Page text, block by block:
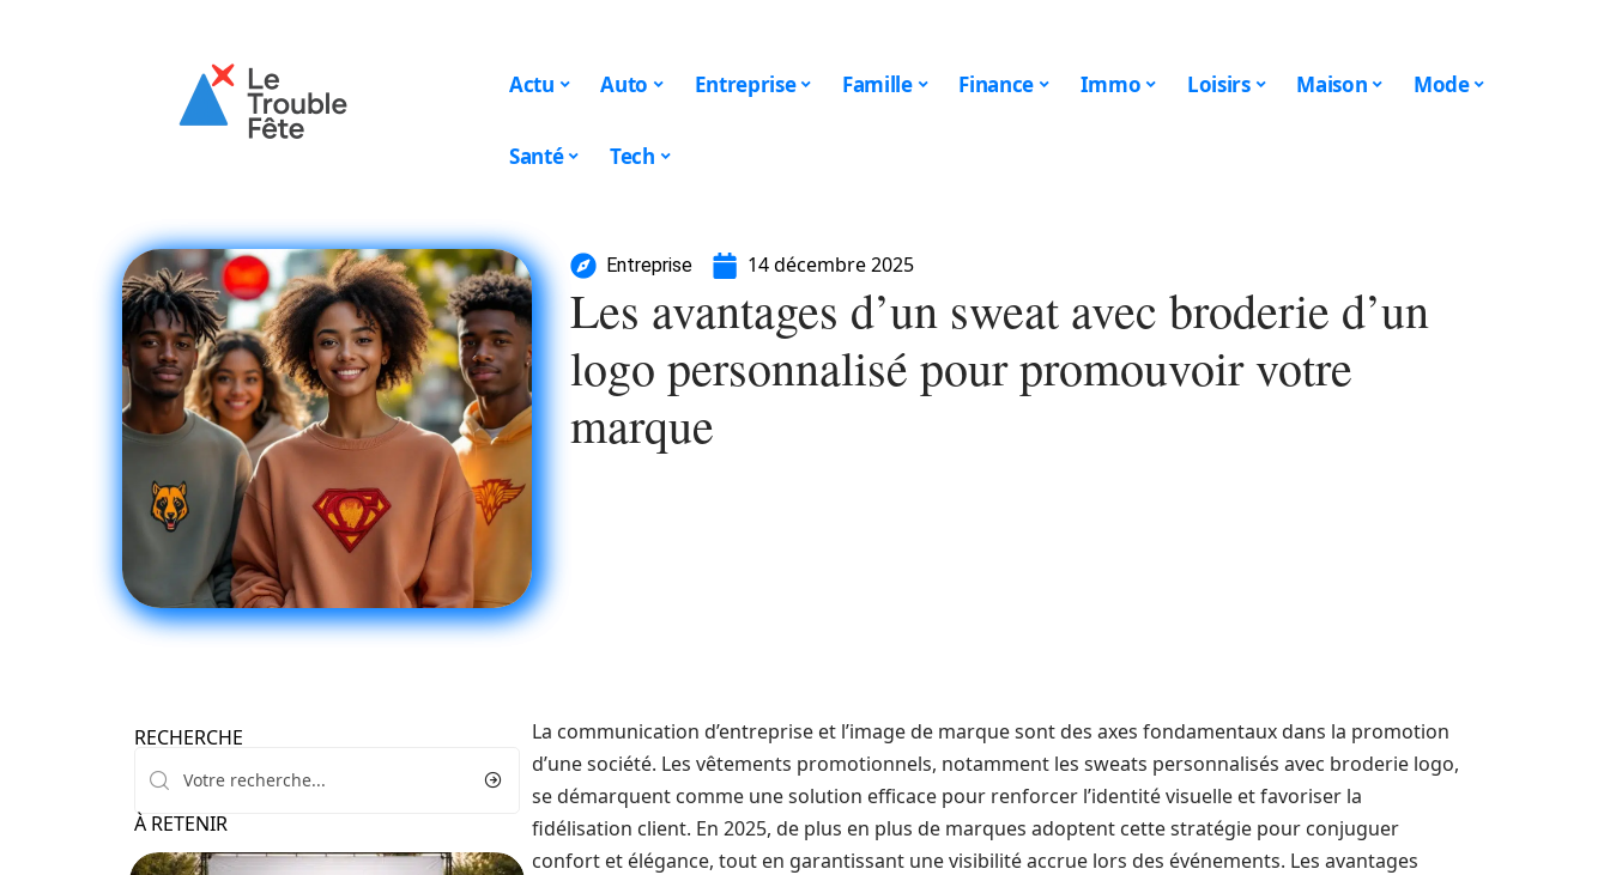
Actu Auto Entreprise Famille Finance Immo Loisirs Maison Mode
Santé Tech
Entreprise 14 décembre 2025
Les avantages d’un sweat avec broderie d’un
logo personnalisé pour promouvoir votre
marque
RECHERCHE
À RETENIR
La communication d’entreprise et l’image de marque sont des axes fondamentaux dans la promotion
d’une société. Les vêtements promotionnels, notamment les sweats personnalisés avec broderie logo,
se démarquent comme une solution efficace pour renforcer l’identité visuelle et favoriser la
fidélisation client. En 2025, de plus en plus de marques adoptent cette stratégie pour conjuguer
confort et élégance, tout en garantissant une visibilité accrue lors des événements. Les avantages